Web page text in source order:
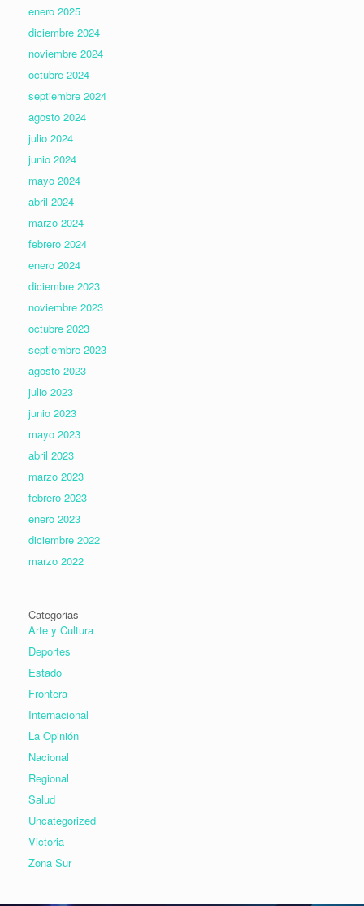
enero 2025
diciembre 2024
noviembre 2024
octubre 2024
septiembre 2024
agosto 2024
julio 2024
junio 2024
mayo 2024
abril 2024
marzo 2024
febrero 2024
enero 2024
diciembre 2023
noviembre 2023
octubre 2023
septiembre 2023
agosto 2023
julio 2023
junio 2023
mayo 2023
abril 2023
marzo 2023
febrero 2023
enero 2023
diciembre 2022
marzo 2022
Categorias
Arte y Cultura
Deportes
Estado
Frontera
Internacional
La Opinión
Nacional
Regional
Salud
Uncategorized
Victoria
Zona Sur